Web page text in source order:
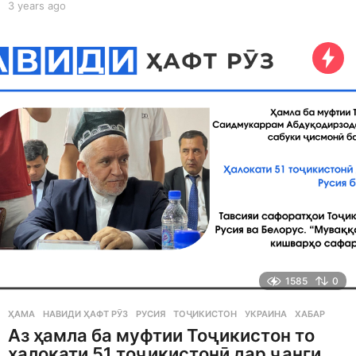
3 years ago
a
a
g
o
1585 0
ҲАМА НАВИДИ ҲАФТ РӮЗ ,РУСИЯ ,ТОҶИКИСТОН ,УКРАИНА ,ХАБАР
Аз ҳамла ба муфтии Тоҷикистон то